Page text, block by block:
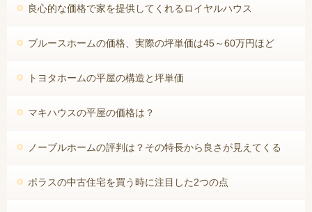
良心的な価格で家を提供してくれるロイヤルハウス
ブルースホームの価格、実際の坪単価は45～60万円ほど
トヨタホームの平屋の構造と坪単価
マキハウスの平屋の価格は？
ノーブルホームの評判は？その特長から良さが見えてくる
ポラスの中古住宅を買う時に注目した2つの点